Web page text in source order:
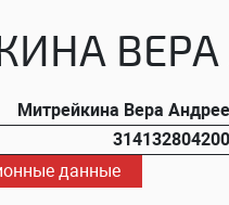
Митрейкина Вера
данные